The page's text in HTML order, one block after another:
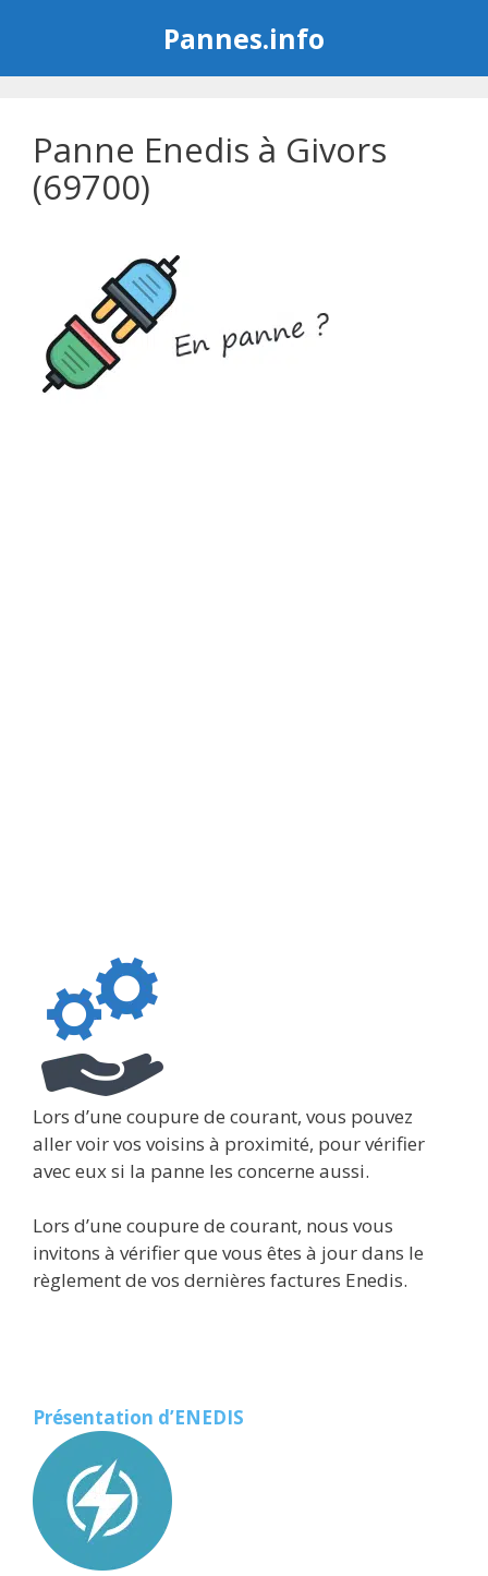
Pannes.info
Panne Enedis à Givors
(69700)
Lors d’une coupure de courant, vous pouvez
aller voir vos voisins à proximité, pour vérifier
avec eux si la panne les concerne aussi.
Lors d’une coupure de courant, nous vous
invitons à vérifier que vous êtes à jour dans le
règlement de vos dernières factures Enedis.
Présentation d’ENEDIS